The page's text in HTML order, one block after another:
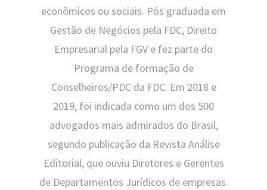
econômicos ou sociais. Pós graduada em
Gestão de Negócios pela FDC, Direito
Empresarial pela FGV e fez parte do
Programa de formação de
Conselheiros/PDC da FDC. Em 2018 e
2019, foi indicada como um dos 500
advogados mais admirados do Brasil,
segundo publicação da Revista Análise
Editorial, que ouviu Diretores e Gerentes
de Departamentos Jurídicos de empresas.